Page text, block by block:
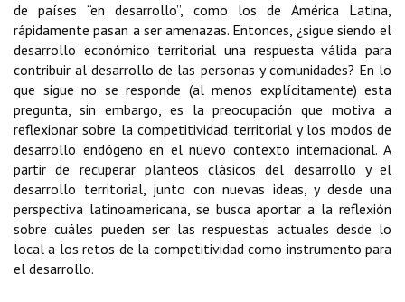
de países “en desarrollo”, como los de América Latina,
rápidamente pasan a ser amenazas. Entonces, ¿sigue siendo el
desarrollo económico territorial una respuesta válida para
contribuir al desarrollo de las personas y comunidades? En lo
que sigue no se responde (al menos explícitamente) esta
pregunta, sin embargo, es la preocupación que motiva a
reflexionar sobre la competitividad territorial y los modos de
desarrollo endógeno en el nuevo contexto internacional. A
partir de recuperar planteos clásicos del desarrollo y el
desarrollo territorial, junto con nuevas ideas, y desde una
perspectiva latinoamericana, se busca aportar a la reflexión
sobre cuáles pueden ser las respuestas actuales desde lo
local a los retos de la competitividad como instrumento para
el desarrollo.